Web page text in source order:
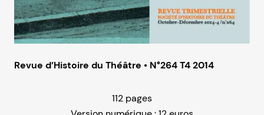
Revue d’Histoire du Théâtre • N°264 T4 2014
112 pages